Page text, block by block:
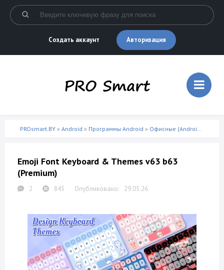
Создать аккаунт Авторизация
PROsmart.BY » Android » Программы Android » Офисные (Android)
Emoji Font Keyboard & Themes v63 b63
(Premium)
29.05.26
2 845